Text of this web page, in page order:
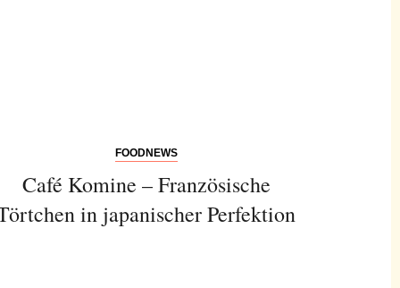
FOODNEWS
Café Komine – Französische
in japanischer Perfektion